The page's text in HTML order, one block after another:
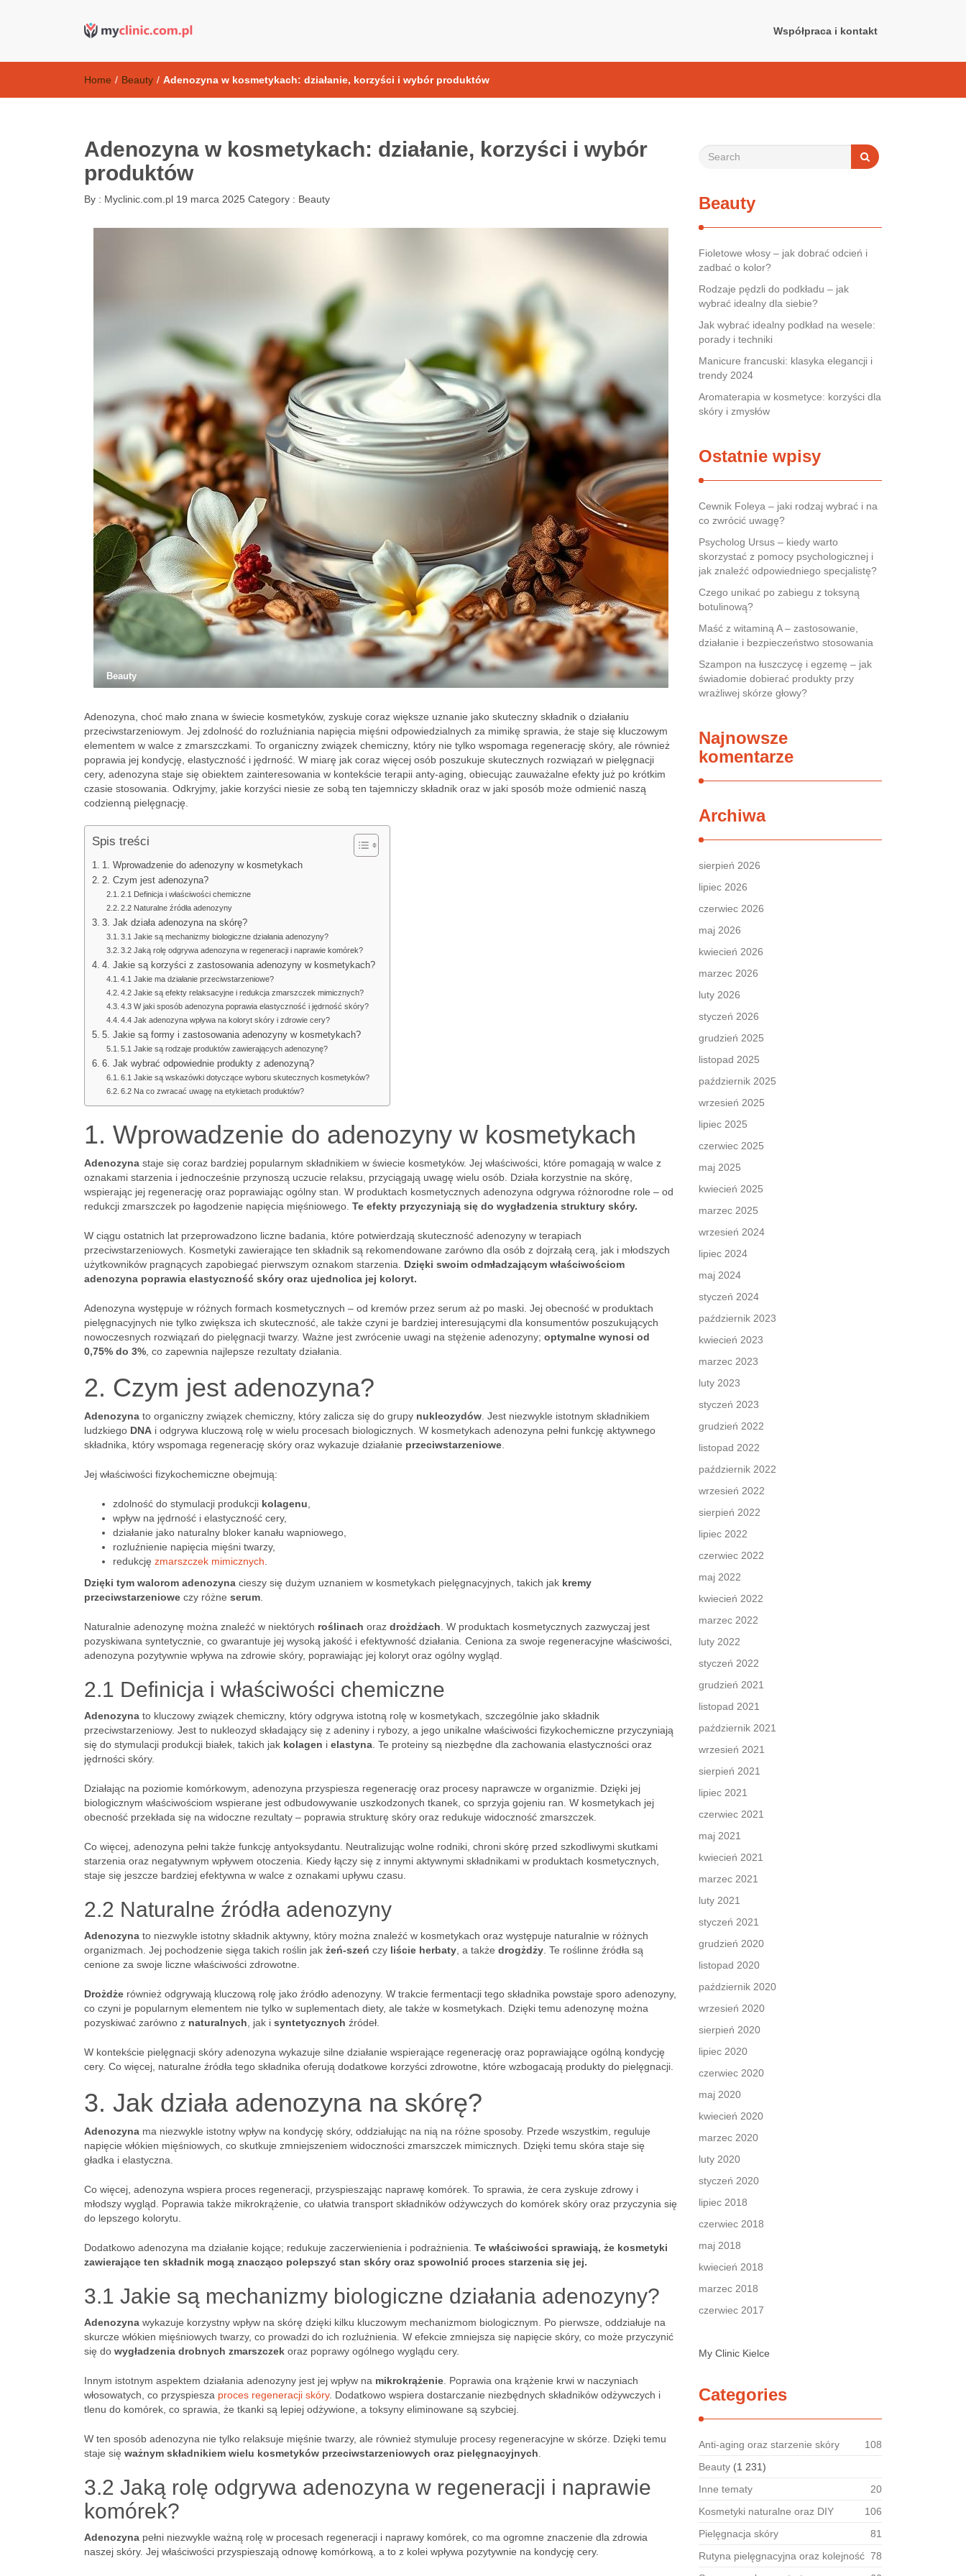
Współpraca i kontakt
Home / Beauty / Adenozyna w kosmetykach: działanie, korzyści i wybór produktów
Adenozyna w kosmetykach: działanie, korzyści i wybór
produktów
By : Myclinic.com.pl 19 marca 2025 Category : Beauty
Beauty
Adenozyna, choć mało znana w świecie kosmetyków, zyskuje coraz większe uznanie jako skuteczny składnik o działaniu
przeciwstarzeniowym. Jej zdolność do rozluźniania napięcia mięśni odpowiedzialnych za mimikę sprawia, że staje się kluczowym
elementem w walce z zmarszczkami. To organiczny związek chemiczny, który nie tylko wspomaga regenerację skóry, ale również
poprawia jej kondycję, elastyczność i jędrność. W miarę jak coraz więcej osób poszukuje skutecznych rozwiązań w pielęgnacji
cery, adenozyna staje się obiektem zainteresowania w kontekście terapii anty-aging, obiecując zauważalne efekty już po krótkim
czasie stosowania. Odkryjmy, jakie korzyści niesie ze sobą ten tajemniczy składnik oraz w jaki sposób może odmienić naszą
codzienną pielęgnację.
Spis treści
1. Wprowadzenie do adenozyny w kosmetykach
2. Czym jest adenozyna?
2.1 Definicja i właściwości chemiczne
2.2 Naturalne źródła adenozyny
3. Jak działa adenozyna na skórę?
3.1 Jakie są mechanizmy biologiczne działania adenozyny?
3.2 Jaką rolę odgrywa adenozyna w regeneracji i naprawie komórek?
4. Jakie są korzyści z zastosowania adenozyny w kosmetykach?
4.1 Jakie ma działanie przeciwstarzeniowe?
4.2 Jakie są efekty relaksacyjne i redukcja zmarszczek mimicznych?
4.3 W jaki sposób adenozyna poprawia elastyczność i jędrność skóry?
4.4 Jak adenozyna wpływa na koloryt skóry i zdrowie cery?
5. Jakie są formy i zastosowania adenozyny w kosmetykach?
5.1 Jakie są rodzaje produktów zawierających adenozynę?
6. Jak wybrać odpowiednie produkty z adenozyną?
6.1 Jakie są wskazówki dotyczące wyboru skutecznych kosmetyków?
6.2 Na co zwracać uwagę na etykietach produktów?
1. Wprowadzenie do adenozyny w kosmetykach
Adenozyna staje się coraz bardziej popularnym składnikiem w świecie kosmetyków. Jej właściwości, które pomagają w walce z
oznakami starzenia i jednocześnie przynoszą uczucie relaksu, przyciągają uwagę wielu osób. Działa korzystnie na skórę,
wspierając jej regenerację oraz poprawiając ogólny stan. W produktach kosmetycznych adenozyna odgrywa różnorodne role – od
redukcji zmarszczek po łagodzenie napięcia mięśniowego. Te efekty przyczyniają się do wygładzenia struktury skóry.
W ciągu ostatnich lat przeprowadzono liczne badania, które potwierdzają skuteczność adenozyny w terapiach
przeciwstarzeniowych. Kosmetyki zawierające ten składnik są rekomendowane zarówno dla osób z dojrzałą cerą, jak i młodszych
użytkowników pragnących zapobiegać pierwszym oznakom starzenia. Dzięki swoim odmładzającym właściwościom
adenozyna poprawia elastyczność skóry oraz ujednolica jej koloryt.
Adenozyna występuje w różnych formach kosmetycznych – od kremów przez serum aż po maski. Jej obecność w produktach
pielęgnacyjnych nie tylko zwiększa ich skuteczność, ale także czyni je bardziej interesującymi dla konsumentów poszukujących
nowoczesnych rozwiązań do pielęgnacji twarzy. Ważne jest zwrócenie uwagi na stężenie adenozyny; optymalne wynosi od
0,75% do 3% , co zapewnia najlepsze rezultaty działania.
2. Czym jest adenozyna?
Adenozyna to organiczny związek chemiczny, który zalicza się do grupy nukleozydów . Jest niezwykle istotnym składnikiem
ludzkiego DNA i odgrywa kluczową rolę w wielu procesach biologicznych. W kosmetykach adenozyna pełni funkcję aktywnego
składnika, który wspomaga regenerację skóry oraz wykazuje działanie przeciwstarzeniowe
Jej właściwości fizykochemiczne obejmują:
zdolność do stymulacji produkcji kolagenu
wpływ na jędrność i elastyczność cery,
działanie jako naturalny bloker kanału wapniowego,
rozluźnienie napięcia mięśni twarzy,
redukcję zmarszczek mimicznych
Dzięki tym walorom adenozyna cieszy się dużym uznaniem w kosmetykach pielęgnacyjnych, takich jak kremy
przeciwstarzeniowe czy różne serum
Naturalnie adenozynę można znaleźć w niektórych roślinach oraz drożdżach . W produktach kosmetycznych zazwyczaj jest
pozyskiwana syntetycznie, co gwarantuje jej wysoką jakość i efektywność działania. Ceniona za swoje regeneracyjne właściwości,
adenozyna pozytywnie wpływa na zdrowie skóry, poprawiając jej koloryt oraz ogólny wygląd.
2.1 Definicja i właściwości chemiczne
Adenozyna to kluczowy związek chemiczny, który odgrywa istotną rolę w kosmetykach, szczególnie jako składnik
przeciwstarzeniowy. Jest to nukleozyd składający się z adeniny i rybozy, a jego unikalne właściwości fizykochemiczne przyczyniają
się do stymulacji produkcji białek, takich jak kolagen i elastyna . Te proteiny są niezbędne dla zachowania elastyczności oraz
jędrności skóry.
Działając na poziomie komórkowym, adenozyna przyspiesza regenerację oraz procesy naprawcze w organizmie. Dzięki jej
biologicznym właściwościom wspierane jest odbudowywanie uszkodzonych tkanek, co sprzyja gojeniu ran. W kosmetykach jej
obecność przekłada się na widoczne rezultaty – poprawia strukturę skóry oraz redukuje widoczność zmarszczek.
Co więcej, adenozyna pełni także funkcję antyoksydantu. Neutralizując wolne rodniki, chroni skórę przed szkodliwymi skutkami
starzenia oraz negatywnym wpływem otoczenia. Kiedy łączy się z innymi aktywnymi składnikami w produktach kosmetycznych,
staje się jeszcze bardziej efektywna w walce z oznakami upływu czasu.
2.2 Naturalne źródła adenozyny
Adenozyna to niezwykle istotny składnik aktywny, który można znaleźć w kosmetykach oraz występuje naturalnie w różnych
organizmach. Jej pochodzenie sięga takich roślin jak żeń-szeń czy liście herbaty , a także drogżdży . Te roślinne źródła są
cenione za swoje liczne właściwości zdrowotne.
Drożdże również odgrywają kluczową rolę jako źródło adenozyny. W trakcie fermentacji tego składnika powstaje sporo adenozyny,
co czyni je popularnym elementem nie tylko w suplementach diety, ale także w kosmetykach. Dzięki temu adenozynę można
pozyskiwać zarówno z naturalnych , jak i syntetycznych źródeł.
W kontekście pielęgnacji skóry adenozyna wykazuje silne działanie wspierające regenerację oraz poprawiające ogólną kondycję
cery. Co więcej, naturalne źródła tego składnika oferują dodatkowe korzyści zdrowotne, które wzbogacają produkty do pielęgnacji.
3. Jak działa adenozyna na skórę?
Adenozyna ma niezwykle istotny wpływ na kondycję skóry, oddziałując na nią na różne sposoby. Przede wszystkim, reguluje
napięcie włókien mięśniowych, co skutkuje zmniejszeniem widoczności zmarszczek mimicznych. Dzięki temu skóra staje się
gładka i elastyczna.
Co więcej, adenozyna wspiera proces regeneracji, przyspieszając naprawę komórek. To sprawia, że cera zyskuje zdrowy i
młodszy wygląd. Poprawia także mikrokrążenie, co ułatwia transport składników odżywczych do komórek skóry oraz przyczynia się
do lepszego kolorytu.
Dodatkowo adenozyna ma działanie kojące; redukuje zaczerwienienia i podrażnienia. Te właściwości sprawiają, że kosmetyki
zawierające ten składnik mogą znacząco polepszyć stan skóry oraz spowolnić proces starzenia się jej.
3.1 Jakie są mechanizmy biologiczne działania adenozyny?
Adenozyna wykazuje korzystny wpływ na skórę dzięki kilku kluczowym mechanizmom biologicznym. Po pierwsze, oddziałuje na
skurcze włókien mięśniowych twarzy, co prowadzi do ich rozluźnienia. W efekcie zmniejsza się napięcie skóry, co może przyczynić
się do wygładzenia drobnych zmarszczek oraz poprawy ogólnego wyglądu cery.
Innym istotnym aspektem działania adenozyny jest jej wpływ na mikrokrążenie . Poprawia ona krążenie krwi w naczyniach
włosowatych, co przyspiesza proces regeneracji skóry. Dodatkowo wspiera dostarczanie niezbędnych składników odżywczych i
tlenu do komórek, co sprawia, że tkanki są lepiej odżywione, a toksyny eliminowane są szybciej.
W ten sposób adenozyna nie tylko relaksuje mięśnie twarzy, ale również stymuluje procesy regeneracyjne w skórze. Dzięki temu
staje się ważnym składnikiem wielu kosmetyków przeciwstarzeniowych oraz pielęgnacyjnych
3.2 Jaką rolę odgrywa adenozyna w regeneracji i naprawie
komórek?
Adenozyna pełni niezwykle ważną rolę w procesach regeneracji i naprawy komórek, co ma ogromne znaczenie dla zdrowia
naszej skóry. Jej właściwości przyspieszają odnowę komórkową, a to z kolei wpływa pozytywnie na kondycję cery.
Beauty
Fioletowe włosy – jak dobrać odcień i
zadbać o kolor?
Rodzaje pędzli do podkładu – jak
wybrać idealny dla siebie?
Jak wybrać idealny podkład na wesele:
porady i techniki
Manicure francuski: klasyka elegancji i
trendy 2024
Aromaterapia w kosmetyce: korzyści dla
skóry i zmysłów
Ostatnie wpisy
Cewnik Foleya – jaki rodzaj wybrać i na
co zwrócić uwagę?
Psycholog Ursus – kiedy warto
skorzystać z pomocy psychologicznej i
jak znaleźć odpowiedniego specjalistę?
Czego unikać po zabiegu z toksyną
botulinową?
Maść z witaminą A – zastosowanie,
działanie i bezpieczeństwo stosowania
Szampon na łuszczycę i egzemę – jak
świadomie dobierać produkty przy
wrażliwej skórze głowy?
Najnowsze
komentarze
Archiwa
sierpień 2026
lipiec 2026
czerwiec 2026
maj 2026
kwiecień 2026
marzec 2026
luty 2026
styczeń 2026
grudzień 2025
listopad 2025
październik 2025
wrzesień 2025
lipiec 2025
czerwiec 2025
maj 2025
kwiecień 2025
marzec 2025
wrzesień 2024
lipiec 2024
maj 2024
styczeń 2024
październik 2023
kwiecień 2023
marzec 2023
luty 2023
styczeń 2023
grudzień 2022
listopad 2022
październik 2022
wrzesień 2022
sierpień 2022
lipiec 2022
czerwiec 2022
maj 2022
kwiecień 2022
marzec 2022
luty 2022
styczeń 2022
grudzień 2021
listopad 2021
październik 2021
wrzesień 2021
sierpień 2021
lipiec 2021
czerwiec 2021
maj 2021
kwiecień 2021
marzec 2021
luty 2021
styczeń 2021
grudzień 2020
listopad 2020
październik 2020
wrzesień 2020
sierpień 2020
lipiec 2020
czerwiec 2020
maj 2020
kwiecień 2020
marzec 2020
luty 2020
styczeń 2020
lipiec 2018
czerwiec 2018
maj 2018
kwiecień 2018
marzec 2018
czerwiec 2017
My Clinic Kielce
Categories
Anti-aging oraz starzenie skóry
108
Beauty (1 231)
Inne tematy
20
Kosmetyki naturalne oraz DIY
106
Pielęgnacja skóry
81
Rutyna pielęgnacyjna oraz kolejność 78